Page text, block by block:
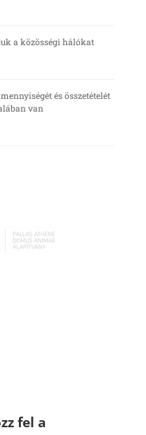
a közösségi hálókat
és összetételét
van
fel a